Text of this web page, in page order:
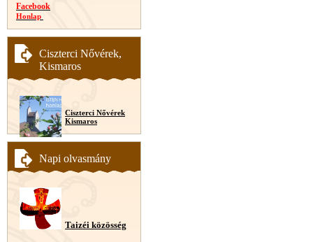
Facebook
Honlap
Ciszterci Nővérek,
Kismaros
Ciszterci Nővérek
Kismaros
Napi olvasmány
Taizéi közösség